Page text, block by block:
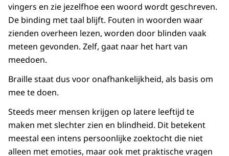
vingers en zie jezelfhoe een woord wordt geschreven.
De binding met taal blijft. Fouten in woorden waar
zienden overheen lezen, worden door blinden vaak
meteen gevonden. Zelf, gaat naar het hart van
meedoen.
Braille staat dus voor onafhankelijkheid, als basis om
mee te doen.
Steeds meer mensen krijgen op latere leeftijd te
maken met slechter zien en blindheid. Dit betekent
meestal een intens persoonlijke zoektocht die niet
alleen met emoties, maar ook met praktische vragen